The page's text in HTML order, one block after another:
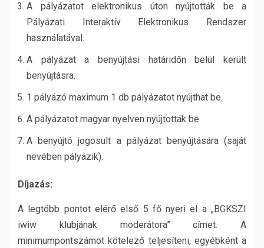
A pályázatot elektronikus úton nyújtották be a
Pályázati Interaktív Elektronikus Rendszer
használatával.
A pályázat a benyújtási határidőn belül került
benyújtásra.
1 pályázó maximum 1 db pályázatot nyújthat be.
A pályázatot magyar nyelven nyújtották be.
A benyújtó jogosult a pályázat benyújtására (saját
nevében pályázik).
Díjazás:
A legtöbb pontot elérő első 5 fő nyeri el a „BGKSZI
iwiw klubjának moderátora” címet. A
minimumpontszámot kötelező teljesíteni, egyébként a